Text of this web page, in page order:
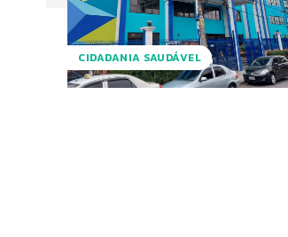
CIDADANIA SAUDÁVEL